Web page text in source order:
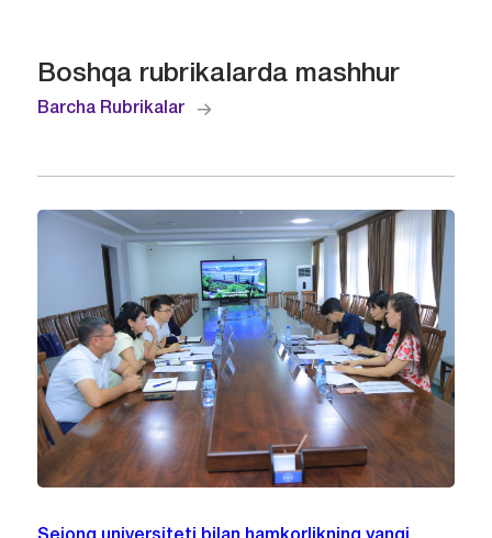
Boshqa rubrikalarda mashhur
Barcha Rubrikalar